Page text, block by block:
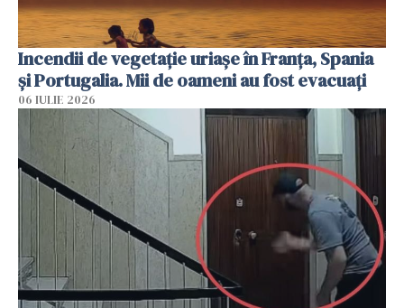
Incendii de vegetație uriașe în Franța, Spania
și Portugalia. Mii de oameni au fost evacuați
06 IULIE 2026